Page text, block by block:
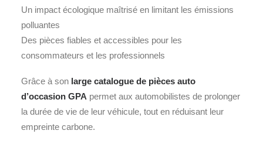
Un impact écologique maîtrisé en limitant les émissions
polluantes
Des pièces fiables et accessibles pour les
consommateurs et les professionnels
Grâce à son large catalogue de pièces auto
d’occasion GPA permet aux automobilistes de prolonger
la durée de vie de leur véhicule, tout en réduisant leur
empreinte carbone.